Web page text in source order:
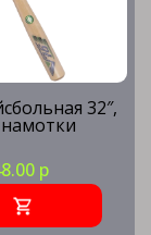
32″,
р